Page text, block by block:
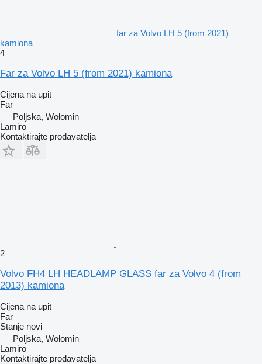
far za Volvo LH 5 (from 2021)
kamiona
4
Far za Volvo LH 5 (from 2021) kamiona
Cijena na upit
Far
Poljska, Wołomin
Lamiro
Kontaktirajte prodavatelja
2
Volvo FH4 LH HEADLAMP GLASS far za Volvo 4 (from
2013) kamiona
Cijena na upit
Far
Stanje novi
Poljska, Wołomin
Lamiro
Kontaktirajte prodavatelja